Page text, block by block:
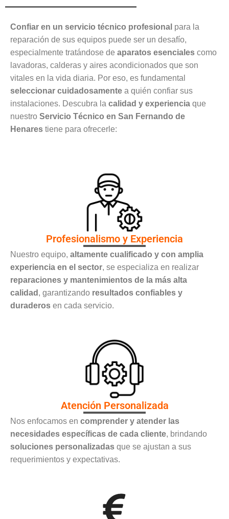
Confiar en un servicio técnico profesional para la
reparación de sus equipos puede ser un desafío,
especialmente tratándose de aparatos esenciales como
lavadoras, calderas y aires acondicionados que son
vitales en la vida diaria. Por eso, es fundamental
seleccionar cuidadosamente a quién confiar sus
instalaciones. Descubra la calidad y experiencia que
nuestro Servicio Técnico en San Fernando de
Henares tiene para ofrecerle:
Profesionalismo y Experiencia
Nuestro equipo, altamente cualificado y con amplia
experiencia en el sector, se especializa en realizar
reparaciones y mantenimientos de la más alta
calidad , garantizando resultados confiables y
duraderos en cada servicio.
Atención Personalizada
Nos enfocamos en comprender y atender las
necesidades específicas de cada cliente, brindando
soluciones personalizadas que se ajustan a sus
requerimientos y expectativas.